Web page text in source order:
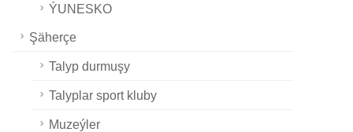
ÝUNESKO
Şäherçe
Talyp durmuşy
Talyplar sport kluby
Muzeýler